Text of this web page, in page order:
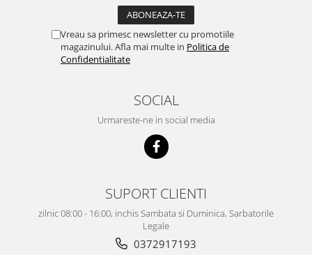
Vreau sa primesc newsletter cu promotiile
magazinului. Afla mai multe in Politica de
Confidentialitate
SOCIAL
Urmareste-ne in social media
SUPORT CLIENTI
zilnic 08:00 - 16:00, inchis Sambata si Duminica, Sarbatorile
Legale
0372917193